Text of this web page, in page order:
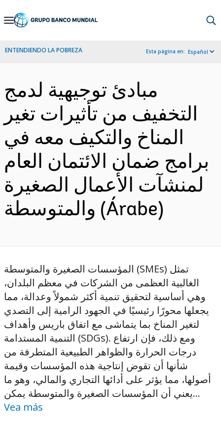
Skip
Navigation
ENTENDIENDO LA POBREZA Esta página en: Español
مبادئ توجيهية لدمج
التخفيف من تأثيرات تغير
المناخ والتكيف معه في
برامج ضمان الائتمان العام
لمنشآت الأعمال الصغيرة
والمتوسطة (Árabe)
المؤسسات الصغيرة والمتوسطة (SMEs) تمثل
الغالبية العظمى من الشركات في معظم البلدان،
وهي أساسية لتحقيق تنمية أكثر شمولاً وعدالة، مما
يجعلها محورًا رئيسيًا في الجهود الرامية إلى التصدي
لتغير المناخ بما يتماشى مع اتفاق باريس وأهداف
التنمية المستدامة (SDGs). ومع ذلك، فإن ارتفاع
درجات الحرارة والظواهر الطبيعية المتطرفة من
شأنها أن تقوض إنتاجية هذه المؤسسات وقيمة
أصولها، مما يؤثر على أدائها التجاري والمالي، وهو ما
يعني أن المؤسسات الصغيرة والمتوسطة يمكن...
Vea más